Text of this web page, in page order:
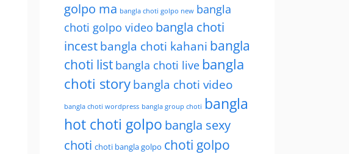
golpo ma bangla choti golpo new bangla
choti golpo video bangla choti
incestbangla choti kahani bangla
choti list bangla choti live bangla
choti storybangla choti video
bangla choti wordpress bangla group choti bangla
hot choti golpo bangla sexy
choti choti bangla golpo choti golpo